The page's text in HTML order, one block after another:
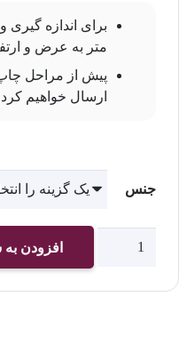
متر به عرض و
پیش از مراحل
ارسال خواهیم
جنس
چاپ
دیواری
افزودن